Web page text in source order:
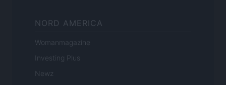
NORD AMERICA
Womanmagazine
Investing Plus
Newz